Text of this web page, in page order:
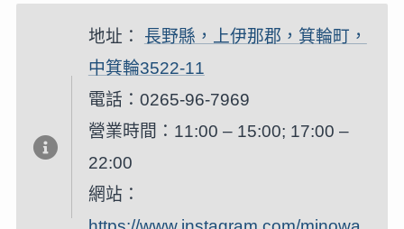
地址： 長野縣，上伊那郡，箕輪町，
中箕輪3522-11
電話：0265-96-7969
營業時間：11:00 – 15:00; 17:00 –
22:00
網站：